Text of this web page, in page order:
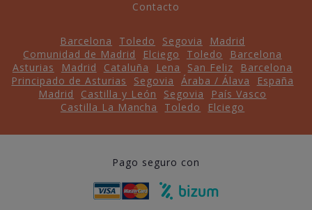
Contacto
Barcelona Toledo Segovia
Madrid
Comunidad de Madrid
Elciego Toledo
Barcelona
Asturias
Madrid Cataluña Lena San Feliz
Barcelona
Principado de Asturias
Segovia Áraba / Álava
España
Madrid
Castilla y León Segovia
País Vasco
Castilla La Mancha
Toledo Elciego
Pago seguro con